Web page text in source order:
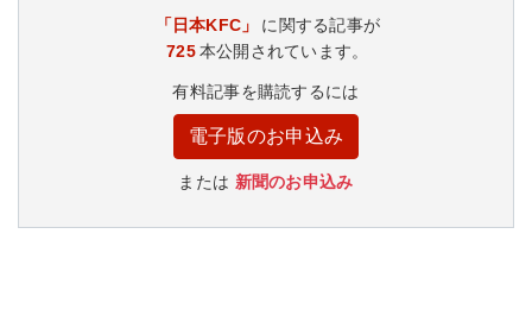
「日本KFC」
に関する記事が
725本公開されています。
有料記事を購読するには
電子版のお申込み
または 新聞のお申込み